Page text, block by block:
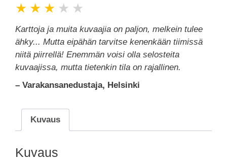
★ ★ ★ ★ ★
Karttoja ja muita kuvaajia on paljon, melkein tulee
ähky... Mutta eipähän tarvitse kenenkään tiimissä
niitä piirrellä! Enemmän voisi olla selosteita
kuvaajissa, mutta tietenkin tila on rajallinen.
– Varakansanedustaja, Helsinki
Kuvaus
Kuvaus